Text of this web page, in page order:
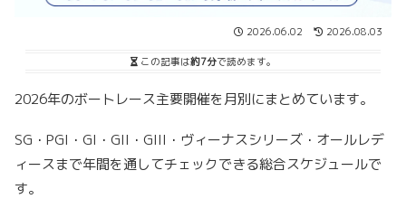
2026.06.02 2026.08.03
この記事は約7分で読めます。
2026年のボートレース主要開催を月別にまとめています。
SG・PGI・GI・GII・GIII・ヴィーナスシリーズ・オールレデ
ィースまで年間を通してチェックできる総合スケジュールで
す。